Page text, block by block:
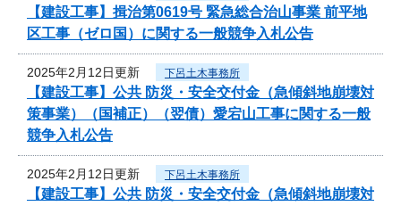
【建設工事】揖治第0619号 緊急総合治山事業 前平地
区工事（ゼロ国）に関する一般競争入札公告
2025年2月12日更新 下呂土木事務所
【建設工事】公共 防災・安全交付金（急傾斜地崩壊対
策事業）（国補正）（翌債）愛宕山工事に関する一般
競争入札公告
2025年2月12日更新 下呂土木事務所
【建設工事】公共 防災・安全交付金（急傾斜地崩壊対